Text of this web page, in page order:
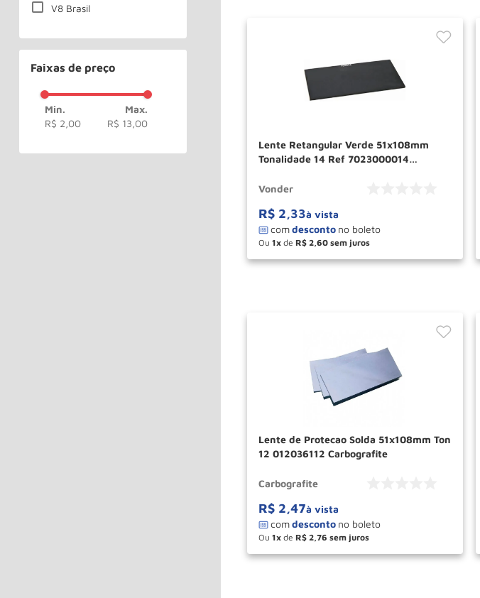
V8 Brasil
Faixas de preço
R$ 2,00 R$ 13,00
Lente Retangular Verde 51x108mm
Tonalidade 14 Ref 7023000014
Vonder
R$ 2,33à vista
Ou 1 de R$ 2, 60
＋
－ COMPRAR
Lente de Protecao Solda 51x108mm Ton
12 012036112 Carbografite
Carbografite
R$ 2,47à vista
Ou 1 de R$ 2, 76
＋
－ COMPRAR